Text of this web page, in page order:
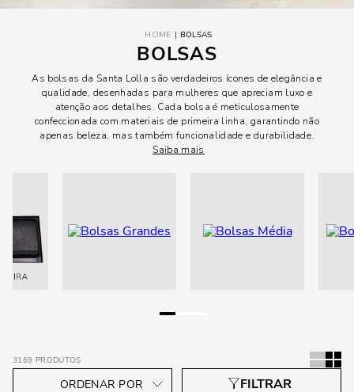
BOLSAS
BOLSAS
As bolsas da Santa Lolla são verdadeiros ícones de elegância e
qualidade, desenhadas para mulheres que apreciam luxo e
atenção aos detalhes. Cada bolsa é meticulosamente
confeccionada com materiais de primeira linha, garantindo não
apenas beleza, mas também funcionalidade e durabilidade.
Saiba mais
3169 PRODUTOS